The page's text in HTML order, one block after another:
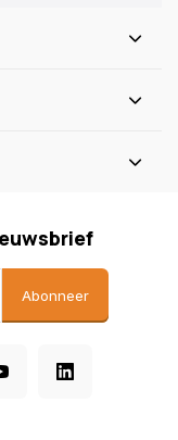
Abonneer